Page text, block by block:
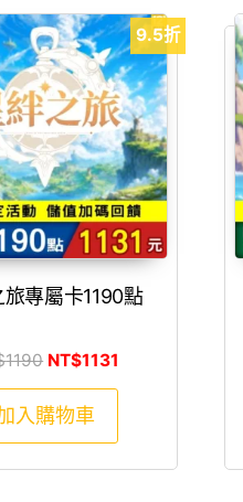
9.5折
旅專屬卡1190點
1190 原始價格：NT$1190。
NT$1131 目前價格：
入購物車